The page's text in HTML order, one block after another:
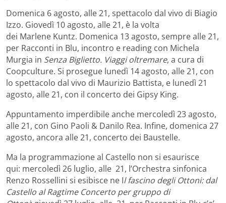
Domenica 6 agosto, alle 21, spettacolo dal vivo di Biagio
Izzo. Giovedì 10 agosto, alle 21, è la volta
dei Marlene Kuntz. Domenica 13 agosto, sempre alle 21,
per Racconti in Blu, incontro e reading con Michela
Murgia in Senza Biglietto. Viaggi oltremare, a cura di
Coopculture. Si prosegue lunedì 14 agosto, alle 21, con
lo spettacolo dal vivo di Maurizio Battista, e lunedì 21
agosto, alle 21, con il concerto dei Gipsy King.
Appuntamento imperdibile anche mercoledì 23 agosto,
alle 21, con Gino Paoli & Danilo Rea. Infine, domenica 27
agosto, ancora alle 21, concerto dei Baustelle.
Ma la programmazione al Castello non si esaurisce
qui: mercoledì 26 luglio, alle 21, l’Orchestra sinfonica
Renzo Rossellini si esibisce ne Il fascino degli Ottoni: dal
Castello al Ragtime Concerto per gruppo di